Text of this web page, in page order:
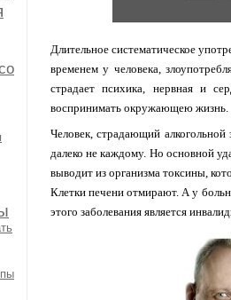
Длительное систематическое
временем у человека,
страдает психика, нервная и
воспринимать окружающею жизнь.
Человек, страдающий
далеко не каждому. Но основной
выводит из организма токсины,
Клетки печени отмирают. А у
этого заболевания является